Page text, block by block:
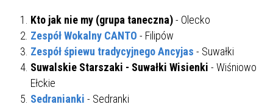
Kto jak nie my (grupa taneczna)- Olecko
Zespół Wokalny CANTO - Filipów
Zespół śpiewu tradycyjnego Ancyjas - Suwałki
Suwalskie Starszaki - Suwałki Wisienki - Wiśniowo
Ełckie
Sedranianki - Sedranki